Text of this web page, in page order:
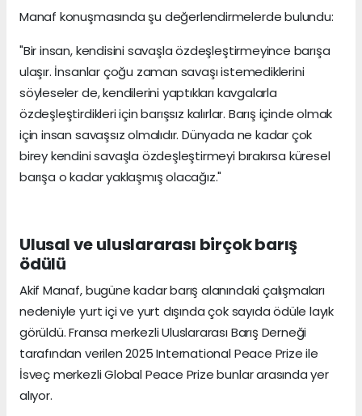
Manaf konuşmasında şu değerlendirmelerde bulundu:
"Bir insan, kendisini savaşla özdeşleştirmeyince barışa
ulaşır. İnsanlar çoğu zaman savaşı istemediklerini
söyleseler de, kendilerini yaptıkları kavgalarla
özdeşleştirdikleri için barışsız kalırlar. Barış içinde olmak
için insan savaşsız olmalıdır. Dünyada ne kadar çok
birey kendini savaşla özdeşleştirmeyi bırakırsa küresel
barışa o kadar yaklaşmış olacağız."
Ulusal ve uluslararası birçok barış
ödülü
Akif Manaf, bugüne kadar barış alanındaki çalışmaları
nedeniyle yurt içi ve yurt dışında çok sayıda ödüle layık
görüldü. Fransa merkezli Uluslararası Barış Derneği
tarafından verilen 2025 International Peace Prize ile
İsveç merkezli Global Peace Prize bunlar arasında yer
alıyor.